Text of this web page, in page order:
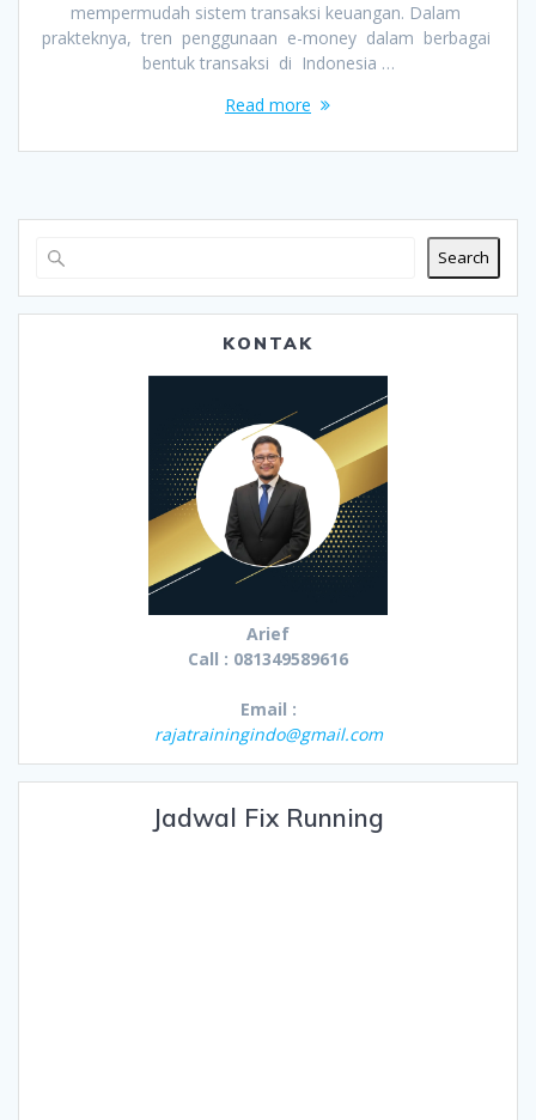
mempermudah sistem transaksi keuangan. Dalam
prakteknya, tren penggunaan e-money dalam berbagai
bentuk transaksi di Indonesia …
Read more
Search
KONTAK
Arief
Call : 081349589616
Email :
rajatrainingindo@gmail.com
Jadwal Fix Running